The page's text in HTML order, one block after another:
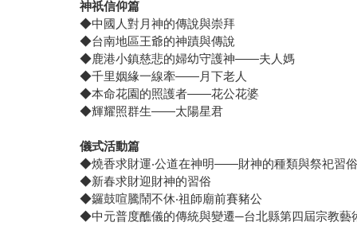
神祇信仰篇
◆中國人對月神的傳說與崇拜
◆台南地區王爺的神蹟與傳說
◆鹿港小鎮慈悲的婦幼守護神——夫人媽
◆千里姻緣一線牽——月下老人
◆本命花園的照護者——花公花婆
◆輝耀照群生——太陽星君
儀式活動篇
◆燒香求財運‧公道在神明——財神的種類與祭祀習俗
◆新春求財迎財神的習俗
◆鑼鼓喧騰鬧不休‧祖師廟前賽豬公
◆中元普度醮儀的傳統與變遷─台北縣第四屆宗教藝